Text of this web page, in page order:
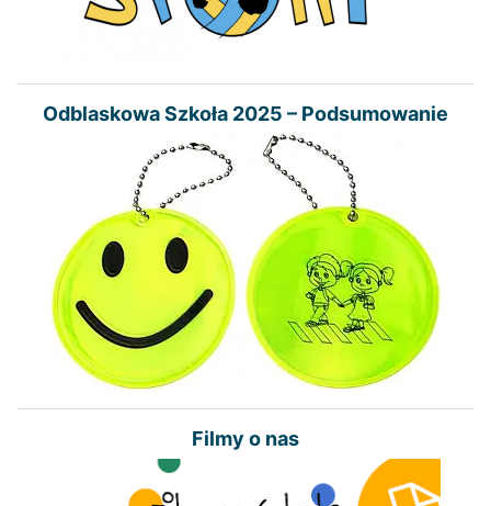
Odblaskowa Szkoła 2025 – Podsumowanie
Filmy o nas